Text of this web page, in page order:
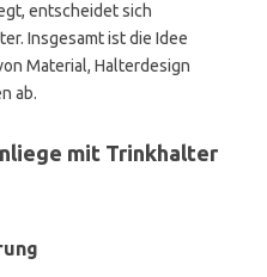
entscheidet sich
Insgesamt ist die Idee
Material, Halterdesign
ab.
mit Trinkhalter